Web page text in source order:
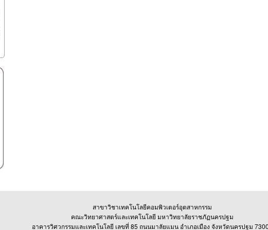
สาขาวิชาเทคโนโลยีคอมพิวเตอร์อุตสาหกรรม
คณะวิทยาศาสตร์และเทคโนโลยี มหาวิทยาลัยราชภัฏนครปฐม
อาคารวิศวกรรมและเทคโนโลยี เลขที่ 85 ถนนมาลัยแมน อำเภอเมือง จังหวัดนครปฐม